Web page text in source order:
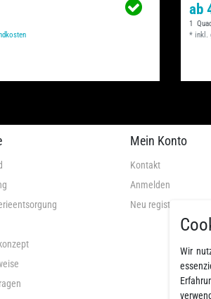
ab
1
* inkl.
Mein Konto
Kontakt
Anmelden
Neu registrieren
Wir